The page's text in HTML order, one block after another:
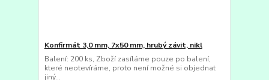
Konfirmát 3,0 mm, 7x50 mm, hrubý závit, nikl
Balení: 200 ks, Zboží zasíláme pouze po balení,
které neotevíráme, proto není možné si objednat
jiný...